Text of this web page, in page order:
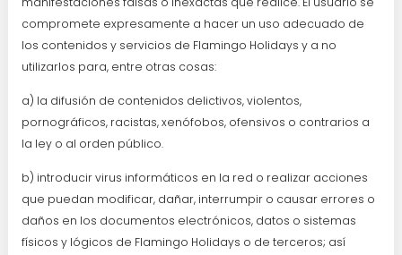
compromete expresamente a hacer un uso adecuado de
los contenidos y servicios de Flamingo Holidays y a no
utilizarlos para, entre otras cosas:
a) la difusión de contenidos delictivos, violentos,
pornográficos, racistas, xenófobos, ofensivos o contrarios a
la ley o al orden público.
b) introducir virus informáticos en la red o realizar acciones
que puedan modificar, dañar, interrumpir o causar errores o
daños en los documentos electrónicos, datos o sistemas
físicos y lógicos de Flamingo Holidays o de terceros; así